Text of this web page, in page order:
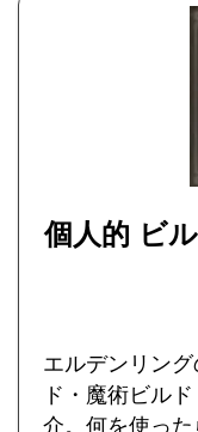
個人的 ビ
エルデンリン
ド・魔術ビル
介。何を使っ